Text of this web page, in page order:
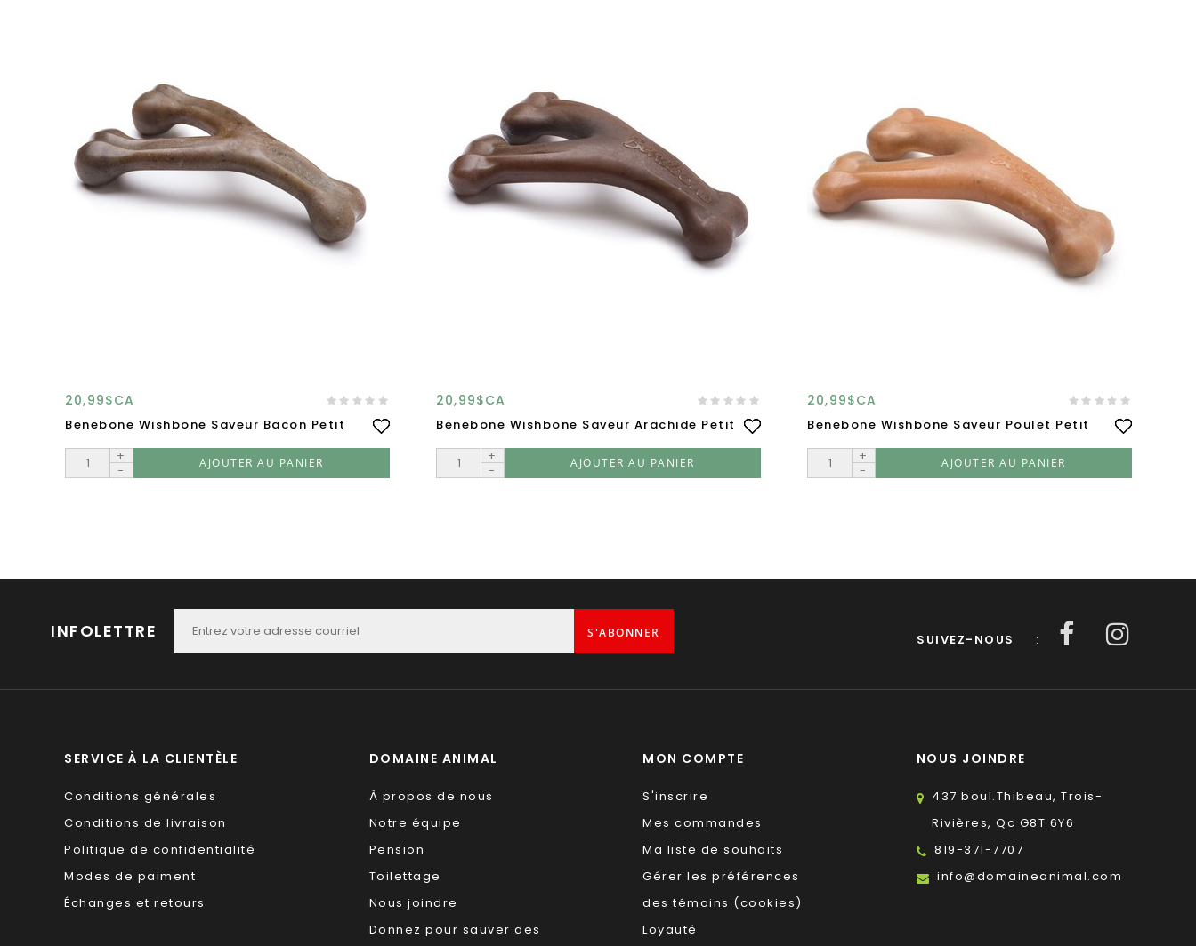
20,99$CA
Benebone Wishbone Saveur Bacon Petit
+
-
AJOUTER AU PANIER
20,99$CA
Benebone Wishbone Saveur Arachide Petit
+
-
AJOUTER AU PANIER
20,99$CA
Benebone Wishbone Saveur Poulet Petit
+
-
AJOUTER AU PANIER
INFOLETTRE S'ABONNER SUIVEZ-NOUS :
SERVICE À LA CLIENTÈLE
Conditions générales
Conditions de livraison
Politique de confidentialité
Modes de paiment
Échanges et retours
DOMAINE ANIMAL
À propos de nous
Notre équipe
Pension
Toilettage
Nous joindre
Donnez pour sauver des
MON COMPTE
S'inscrire
Mes commandes
Ma liste de souhaits
Gérer les préférences
des témoins (cookies)
Loyauté
NOUS JOINDRE
437 boul.Thibeau, Trois-
Rivières, Qc G8T 6Y6
819-371-7707
info@domaineanimal.com